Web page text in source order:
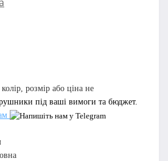
розмір або ціна не
під ваші вимоги та бюджет.